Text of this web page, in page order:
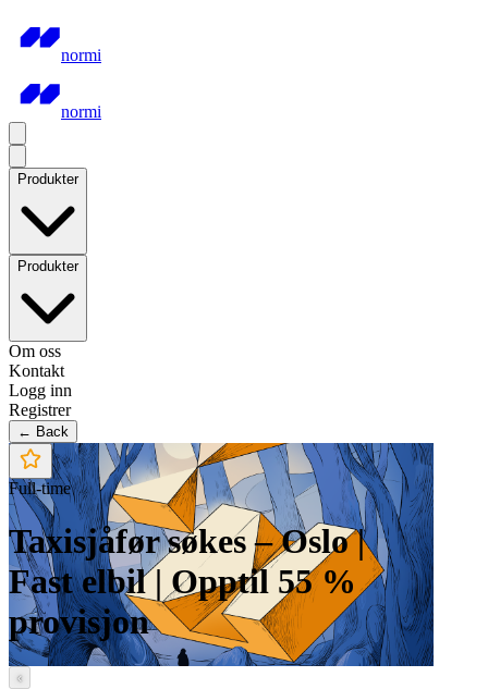
normi
normi
Produkter
Produkter
Om oss
Kontakt
Logg inn
Registrer
← Back
Full-time
Taxisjåfør søkes – Oslo |
Fast elbil | Opptil 55 %
provisjon
‹